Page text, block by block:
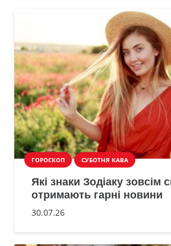
ГОРОСКОП СУБОТНЯ КАВА
Які знаки Зодіаку зовсім
отримають гарні новини
30.07.26